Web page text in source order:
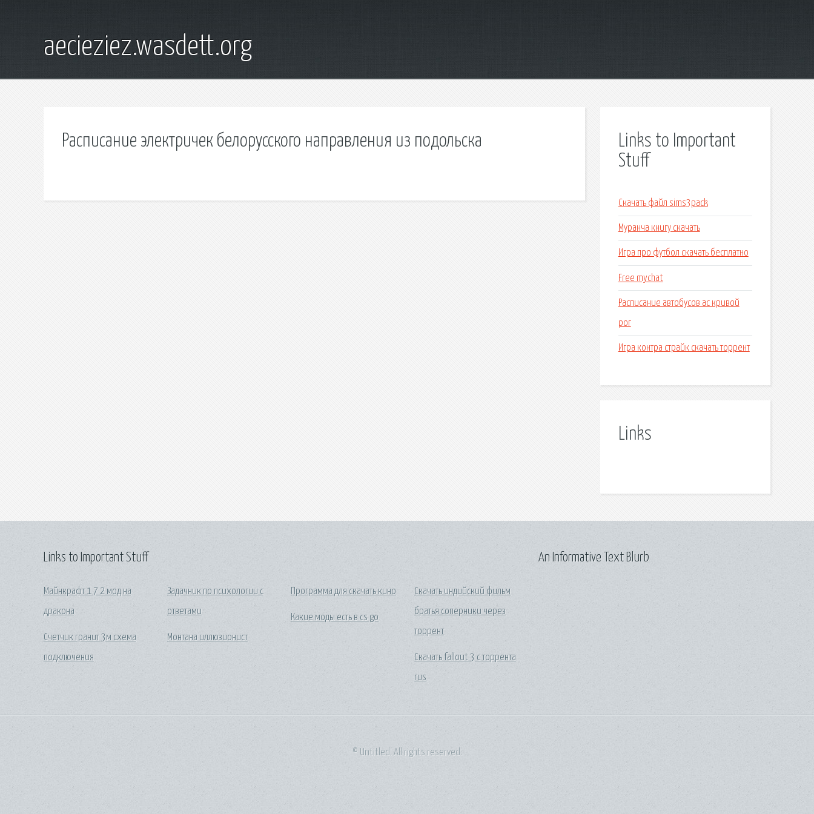
aecieziez.wasdett.org
Расписание электричек белорусского направления из подольска
Links to Important
Stuff
Скачать файл sims3pack
Муранча книгу скачать
Игра про футбол скачать бесплатно
Free mychat
Расписание автобусов ас кривой
рог
Игра контра страйк скачать торрент
Links
Links to Important Stuff
Майнкрафт 1 7 2 мод на
дракона
Счетчик гранит 3м схема
подключения
Задачник по психологии с
ответами
Монтана иллюзионист
Программа для скачать кино
Какие моды есть в cs go
Скачать индийский фильм
братья соперники через
торрент
Скачать fallout 3 с торрента
rus
An Informative Text Blurb
© Untitled. All rights reserved.